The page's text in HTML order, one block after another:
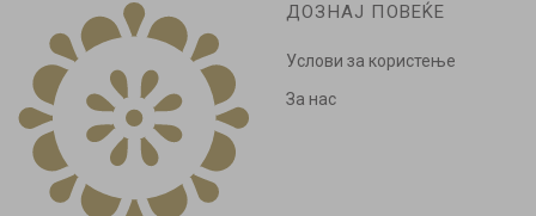
ДОЗНАЈ ПОВЕЌЕ
Услови за користење
За нас